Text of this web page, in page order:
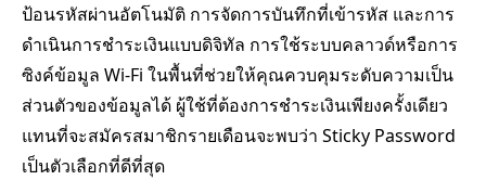
ป้อนรหัสผ่านอัตโนมัติ การจัดการบันทึกที่เข้ารหัส และการ
ดำเนินการชำระเงินแบบดิจิทัล การใช้ระบบคลาวด์หรือการ
ซิงค์ข้อมูล Wi-Fi ในพื้นที่ช่วยให้คุณควบคุมระดับความเป็น
ส่วนตัวของข้อมูลได้ ผู้ใช้ที่ต้องการชำระเงินเพียงครั้งเดียว
แทนที่จะสมัครสมาชิกรายเดือนจะพบว่า Sticky Password
เป็นตัวเลือกที่ดีที่สุด